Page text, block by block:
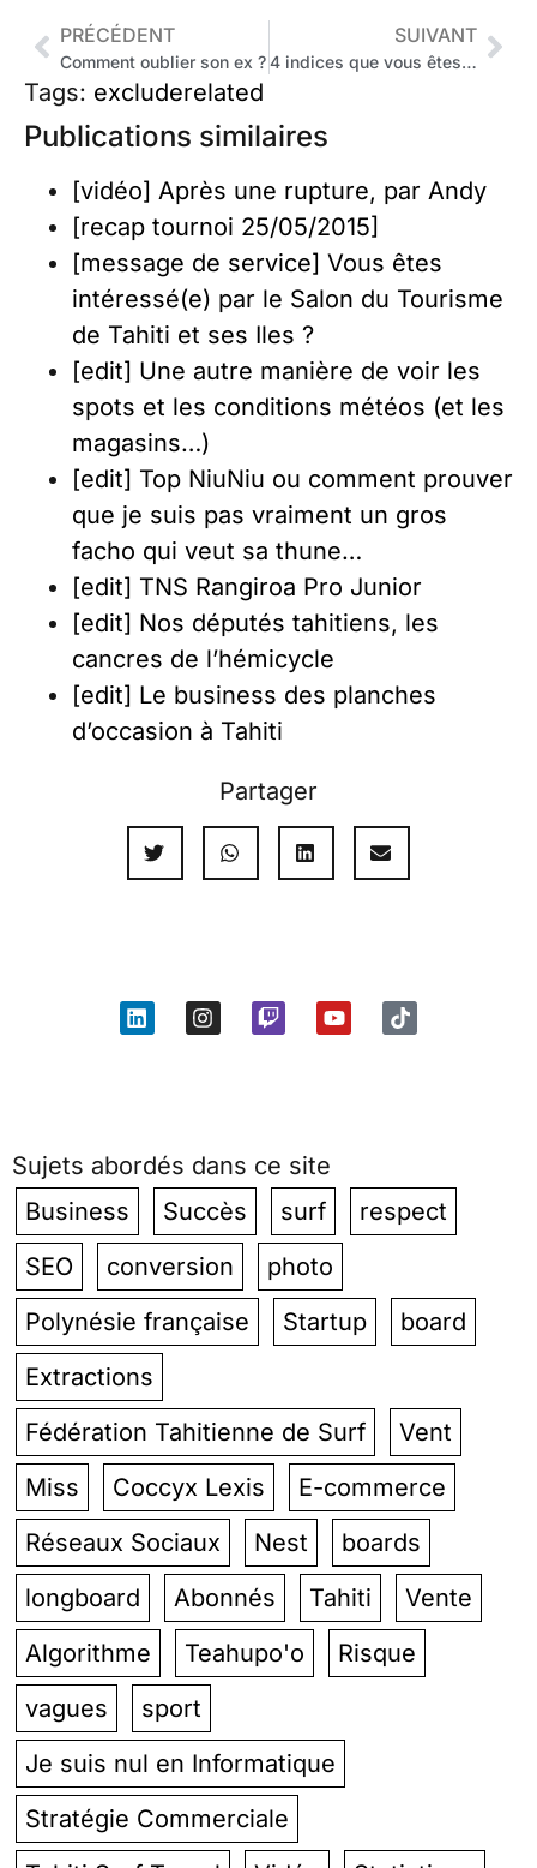
PRÉCÉDENT
Comment oublier son ex ?
SUIVANT
4 indices que vous êtes dans le déni amoureux
Tags: excluderelated
Publications similaires
[vidéo] Après une rupture, par Andy
[recap tournoi 25/05/2015]
[message de service] Vous êtes
intéressé(e) par le Salon du Tourisme
de Tahiti et ses Iles ?
[edit] Une autre manière de voir les
spots et les conditions météos (et les
magasins…)
[edit] Top NiuNiu ou comment prouver
que je suis pas vraiment un gros
facho qui veut sa thune…
[edit] TNS Rangiroa Pro Junior
[edit] Nos députés tahitiens, les
cancres de l’hémicycle
[edit] Le business des planches
d’occasion à Tahiti
Partager
Sujets abordés dans ce site
Business
Succès surf
respect
SEO
conversion
photo
Polynésie française
Startup
board
Extractions
Fédération Tahitienne de Surf
Vent
Miss
Coccyx Lexis
E-commerce
Réseaux Sociaux
Nest
boards
longboard
Abonnés Tahiti
Vente
Algorithme
Teahupo'o
Risque
vagues
sport
Je suis nul en Informatique
Stratégie Commerciale